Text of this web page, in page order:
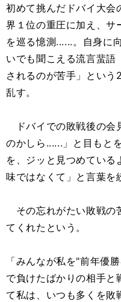
初めて挑んだドバイ大会
界１位の重圧に加え、サ
を巡る憶測......。自身に
いでも聞こえる流言蜚語
されるのが苦手」という
乱す。
ドバイでの敗戦後の会
のかしら......」と目もと
を、ジッと見つめてい
味ではなくて」と言葉を
その忘れがたい敗戦の
てくれたという。
「みんなが私を"前年優
で負けたばかりの相手と
て私は、いつも多くを敗